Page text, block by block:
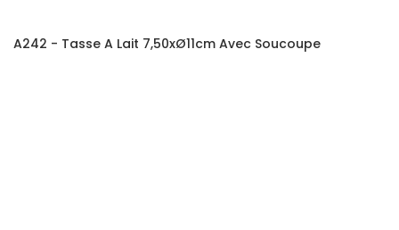
A242 - Tasse A Lait 7,50xØ11cm Avec Soucoupe